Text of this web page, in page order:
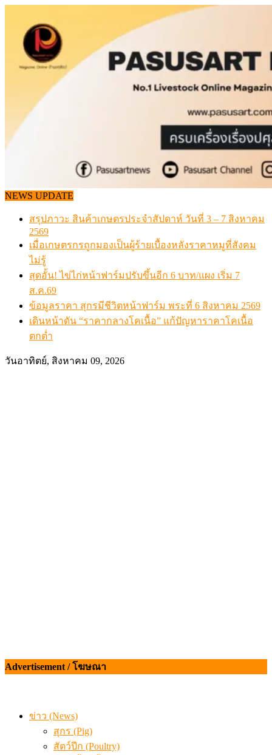
content
NEWS UPDATE
สรุปภาวะ สินค้าเกษตรประจำสัปดาห์ วันที่ 3 – 7 สิงหาคม
2569
เมื่อเกษตรกรถูกมองเป็นผู้ร้ายเบื้องหลังราคาหมูที่สังคม
ไม่รู้
สุดอั้น! ไข่ไก่หน้าฟาร์มปรับขึ้นอีก 6 บาท/แผง เริ่ม 7
ส.ค.69
ข้อมูลราคา สุกรมีชีวิตหน้าฟาร์ม พระที่ 6 สิงหาคม 2569
เดินหน้าดัน “ราคากลางโคเนื้อ” แก้ปัญหาราคาโคเนื้อ
ตกต่ำ
วันอาทิตย์, สิงหาคม 09, 2026
Advertisement / โฆษณา
ข่าว (News)
สุกร (Pig)
สัตว์ปีก (Poultry)